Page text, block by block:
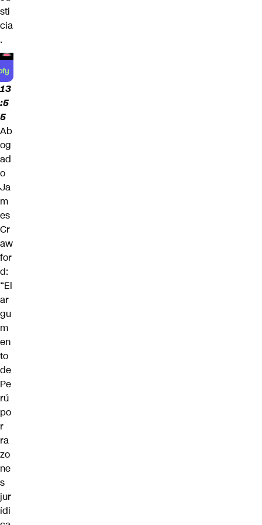
sti
cia
.
13
:5
5
Ab
og
ad
o
Ja
m
es
Cr
aw
for
d:
“El
ar
gu
m
en
to
de
Pe
rú
po
r
ra
zo
ne
s
jur
ídi